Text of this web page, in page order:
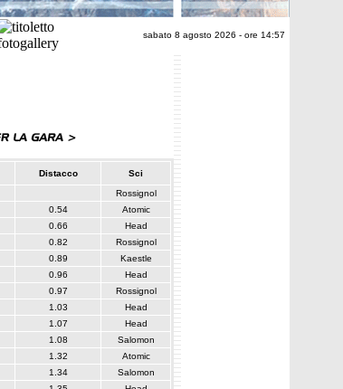
sabato 8 agosto 2026 - ore 14:57
Distacco
Sci
Rossignol
0.54
Atomic
0.66
Head
0.82
Rossignol
0.89
Kaestle
0.96
Head
0.97
Rossignol
1.03
Head
1.07
Head
1.08
Salomon
1.32
Atomic
1.34
Salomon